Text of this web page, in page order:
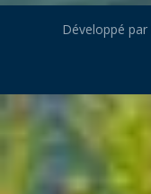
Développé par